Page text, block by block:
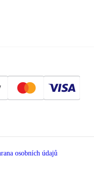
osobních údajů